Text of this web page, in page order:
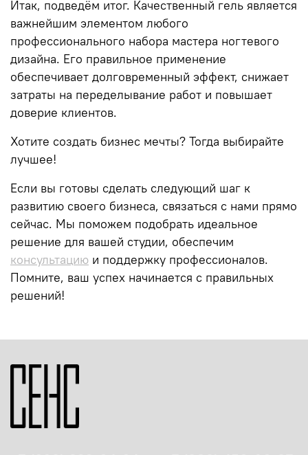
Итак, подведём итог. Качественный гель является
важнейшим элементом любого
профессионального набора мастера ногтевого
дизайна. Его правильное применение
обеспечивает долговременный эффект, снижает
затраты на переделывание работ и повышает
доверие клиентов.
Хотите создать бизнес мечты? Тогда выбирайте
лучшее!
Если вы готовы сделать следующий шаг к
развитию своего бизнеса, связаться с нами прямо
сейчас. Мы поможем подобрать идеальное
решение для вашей студии, обеспечим
консультацию и поддержку профессионалов.
Помните, ваш успех начинается с правильных
решений!